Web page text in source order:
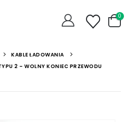
0
KABLE ŁADOWANIA
2 – WOLNY KONIEC PRZEWODU